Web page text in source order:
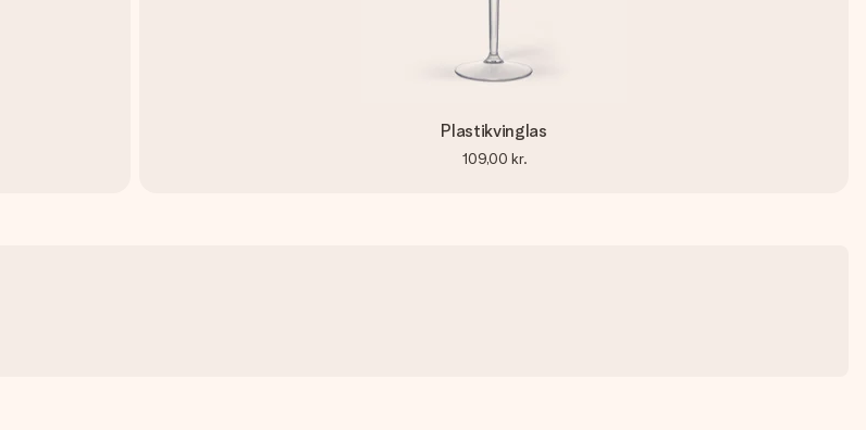
Plastikvinglas
109,00 kr.